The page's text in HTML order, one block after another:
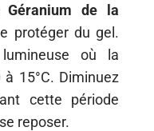
Géranium de la
protéger du gel.
où la
15°C. Diminuez
cette période
reposer.